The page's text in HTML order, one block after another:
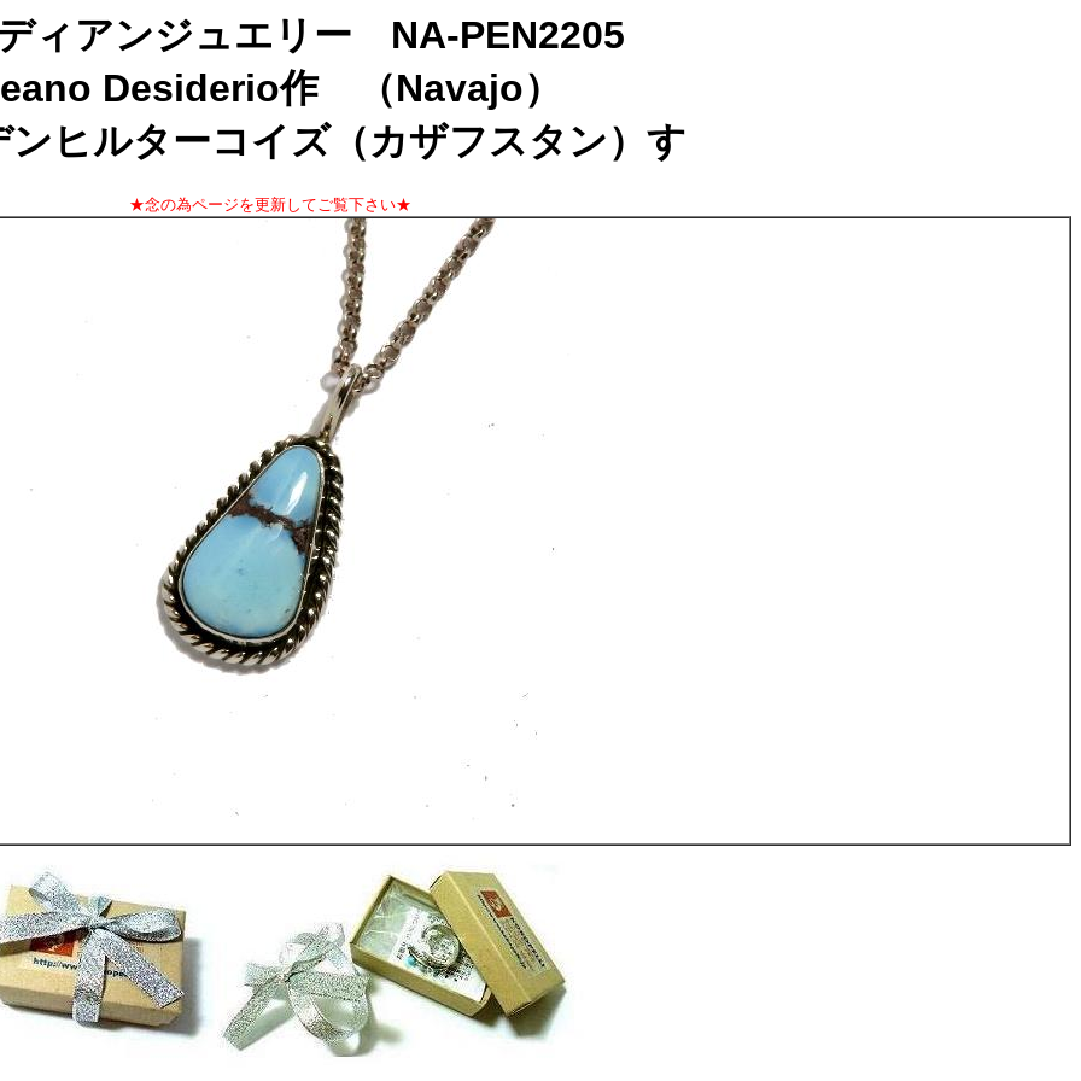
ィアンジュエリー NA-PEN2205
Desiderio作 （Navajo）
ンヒルターコイズ（カザフスタン）す
★念の為ページを更新してご覧下さい★